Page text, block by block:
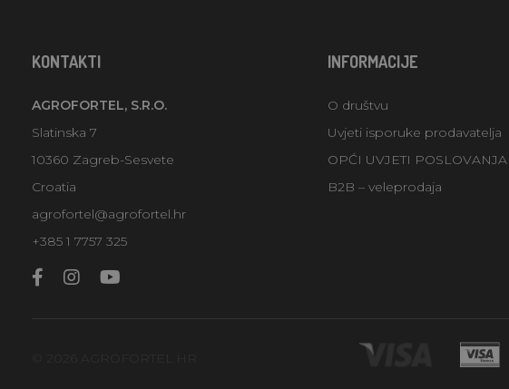
KONTAKTI
AGROFORTEL, S.R.O.
Slatinska 7
10360 Zagreb-Sesvete
Croatia
agrofortel@agrofortel.hr
+385 1 7757 325
INFORMACIJE
O društvu
Uvjeti isporuke prodavatelja
OPĆI UVJETI POSLOVANJA
B2B – veleprodaja